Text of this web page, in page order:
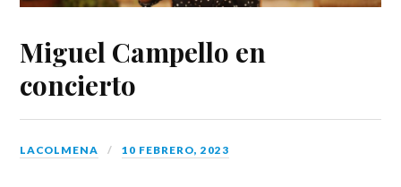
Miguel Campello en
concierto
LACOLMENA 10 FEBRERO, 2023